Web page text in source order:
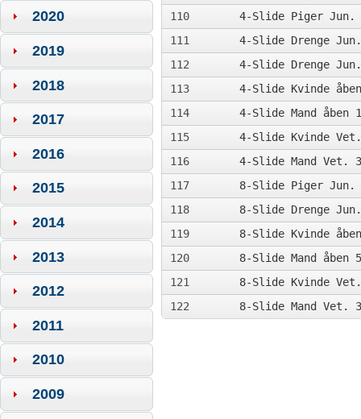
2020
2019
2018
2017
2016
2015
2014
2013
2012
2011
2010
2009
110
4-Slide Piger Jun.
111
4-Slide Drenge
112
4-Slide Drenge
113
4-Slide Kvinde
114
4-Slide Mand åben
115
4-Slide Kvinde Vet.
116
4-Slide Mand Vet.
117
8-Slide Piger Jun.
118
8-Slide Drenge
119
8-Slide Kvinde
120
8-Slide Mand åben
121
8-Slide Kvinde Vet.
122
8-Slide Mand Vet.